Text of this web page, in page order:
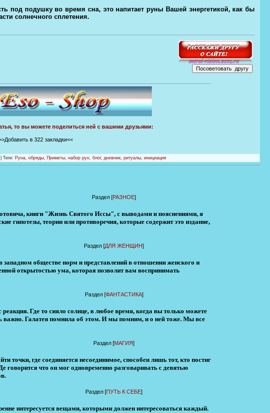
под подушку во время сна, это напитает руны Вашей энергетикой, как бы
солнечного сплетения.
то вы можете поделиться ней с вашими друзьями:
в 322 закладки<<
| Теги: Руна, обряды, Приметы, набор рун, блог, дневник, ритуалы, инициация
Раздел [РАЗНОЕ]
книги "Жизнь Святого Иссы", с выводами и пояснениями, я
гипотезы, теории или противоречия, которые содержит это издание,
Раздел [ДЛЯ ЖЕНЩИН]
обществе норм и представлений в отношении женского и
открытостью ума, которая позволит вам воспринимать
Раздел [ФАНТАСТИКА]
Где то сияло солнце, в любое время, когда вы только можете
важно. Галатея помнила об этом. И мы помним, и о ней тоже. Мы все
Раздел [МАГИЯ]
точки, где соединяется несоединимое, способен лишь тот, кто постиг
говорится что он мог одновременно разговаривать с девятью
Раздел [ПУТЬ К СЕБЕ]
интересуется вещами, которыми должен интересоваться каждый.